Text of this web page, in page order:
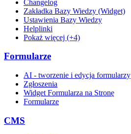
Changelog
Zakładka Bazy Wiedzy (Widget)
Ustawienia Bazy Wiedzy
Helplinki
Pokaż więcej (+4)
Formularze
AI - tworzenie i edycja formularzy
Zgłoszenia
Widget Formularza na Stronę
Formularze
CMS